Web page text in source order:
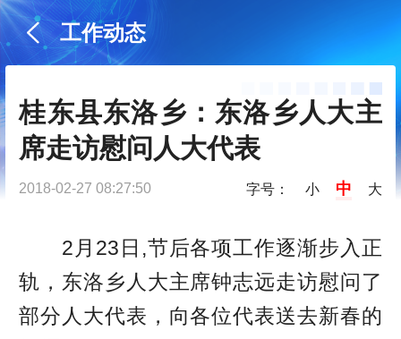
工作动态
桂东县东洛乡：东洛乡人大主
席走访慰问人大代表
2018-02-27 08:27:50 字号： 小 中 大
2月23日,节后各项工作逐渐步入正
轨，东洛乡人大主席钟志远走访慰问了
部分人大代表，向各位代表送去新春的